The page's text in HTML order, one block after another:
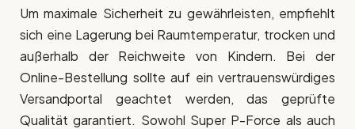
Um maximale Sicherheit zu gewährleisten, empfiehlt
sich eine Lagerung bei Raumtemperatur, trocken und
außerhalb der Reichweite von Kindern. Bei der
Online-Bestellung sollte auf ein vertrauenswürdiges
Versandportal geachtet werden, das geprüfte
Qualität garantiert. Sowohl Super P-Force als auch